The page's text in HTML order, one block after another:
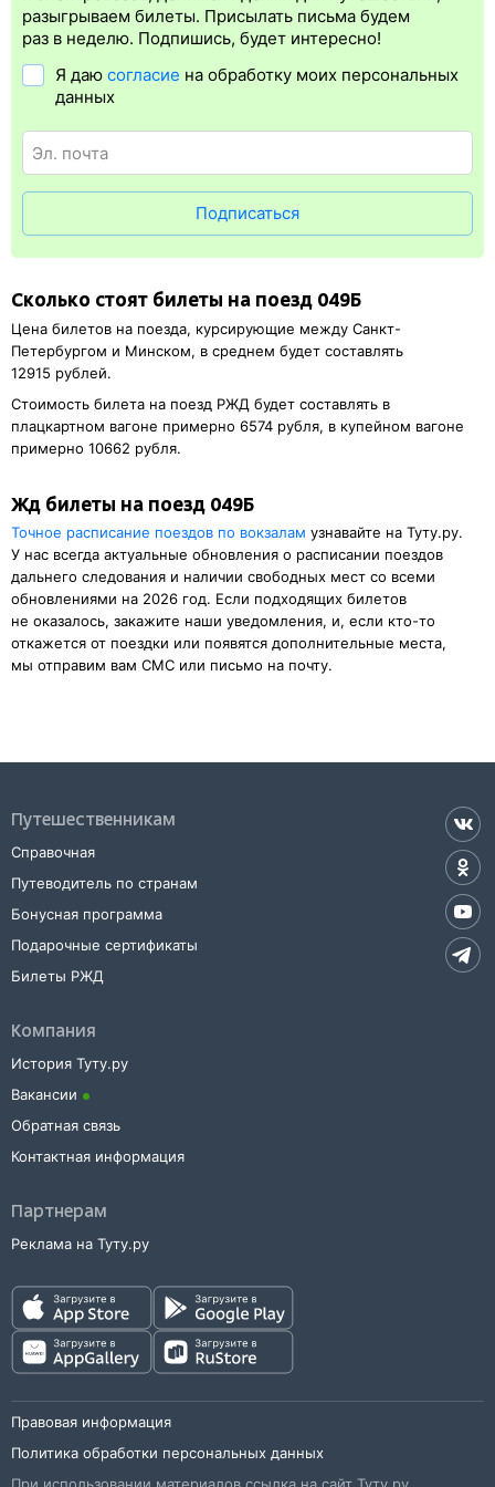
билета.Электронная регистрация— это опция, которая
упрощает жизнь пассажиру. Её преимущество в том, что
Электронная регистрация доступна почти для всех заказов,
исключение составляют поезда
личности, указанный в электронном жд билете. А в случае
посадочного купона.
разыгрываем билеты. Присылать письма будем
раз в неделю. Подпишись, будет интересно!
Я даю согласие на обработку моих персональных
данных
Подписаться
Сколько стоят билеты на поезд 049Б
Цена билетов на поезда, курсирующие между Санкт-
Петербургом и Минском, в среднем будет составлять
12915 рублей.
Стоимость билета на поезд РЖД будет составлять в
плацкартном вагоне примерно 6574 рубля, в купейном вагоне
примерно 10662 рубля.
Жд билеты на поезд 049Б
Точное расписание поездов по вокзалам узнавайте на Туту.ру.
У нас всегда актуальные обновления о расписании поездов
дальнего следования и наличии свободных мест со всеми
обновлениями на 2026 год. Если подходящих билетов
не оказалось, закажите наши уведомления, и, если кто-то
откажется от поездки или появятся дополнительные места,
мы отправим вам СМС или письмо на почту.
Путешественникам
Справочная
Путеводитель по странам
Бонусная программа
Подарочные сертификаты
Билеты РЖД
Компания
История Туту.ру
Вакансии
Обратная связь
Контактная информация
Партнерам
Реклама на Туту.ру
Правовая информация
Политика обработки персональных данных